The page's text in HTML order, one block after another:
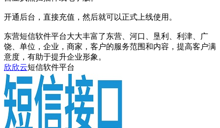
开通后台，直接充值，然后就可以正式上线使用。
东营短信软件平台大大丰富了东营、河口、垦利、利津、广
饶、单位，企业，商家，客户的服务范围和内容，提高客户满
意度，有助于提升企业形象。
欣欣云短信软件平台